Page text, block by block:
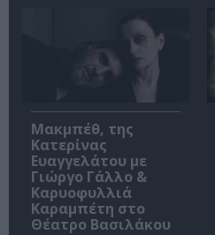
Μακμπέθ, της
Κατερίνας
Ευαγγελάτου με
Γιώργο Γάλλο &
Καρυοφυλλιά
Καραμπέτη στο
Θέατρο Βασιλάκου